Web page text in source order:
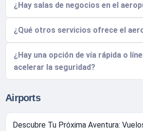
¿Hay salas de negocios en el
¿Qué otros servicios ofrece el
¿Hay una opción de vía rápida o
acelerar la seguridad?
Airports
Descubre Tu Próxima Aventura: